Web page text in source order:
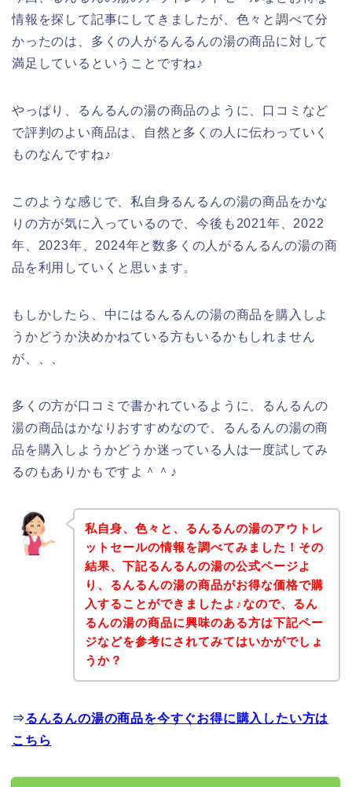
情報を探して記事にしてきましたが、色々と調べて分
かったのは、多くの人がるんるんの湯の商品に対して
満足しているということですね♪
やっぱり、るんるんの湯の商品のように、口コミなど
で評判のよい商品は、自然と多くの人に伝わっていく
ものなんですね♪
このような感じで、私自身るんるんの湯の商品をかな
りの方が気に入っているので、今後も2021年、2022
年、2023年、2024年と数多くの人がるんるんの湯の商
品を利用していくと思います。
もしかしたら、中にはるんるんの湯の商品を購入しよ
うかどうか決めかねている方もいるかもしれません
が、、、
多くの方が口コミで書かれているように、るんるんの
湯の商品はかなりおすすめなので、るんるんの湯の商
品を購入しようかどうか迷っている人は一度試してみ
るのもありかもですよ＾＾♪
私自身、色々と、るんるんの湯のアウトレ
ットセールの情報を調べてみました！その
結果、下記るんるんの湯の公式ページよ
り、るんるんの湯の商品がお得な価格で購
入することができましたよ♪なので、るん
るんの湯の商品に興味のある方は下記ペー
ジなどを参考にされてみてはいかがでしょ
うか？
⇒るんるんの湯の商品を今すぐお得に購入したい方は
こちら